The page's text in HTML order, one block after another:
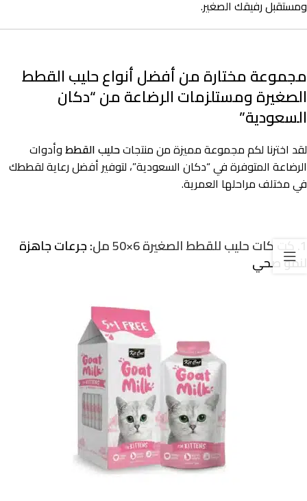
ومستقبل رفيقك الصغير.
مجموعة مختارة من أفضل أنواع حليب القطط
الصغيرة ومستلزمات الرضاعة من “دكان
السعودية”
لقد اخترنا لكم مجموعة مميزة من منتجاتحليب القططوأدوات
الرضاعة المتوفرة في “دكان السعودية”، لتوفير أفضل رعاية لقططك
في مختلف مراحلها العمرية.
1. كت كات حليب للقطط الصغيرة 6×50 مل : جرعات جاهزة
لنمو صحي